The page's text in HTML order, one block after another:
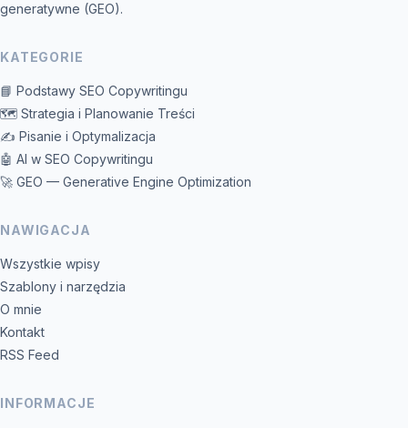
generatywne (GEO).
KATEGORIE
📘 Podstawy SEO Copywritingu
🗺️ Strategia i Planowanie Treści
✍️ Pisanie i Optymalizacja
🤖 AI w SEO Copywritingu
🚀 GEO — Generative Engine Optimization
NAWIGACJA
Wszystkie wpisy
Szablony i narzędzia
O mnie
Kontakt
RSS Feed
INFORMACJE